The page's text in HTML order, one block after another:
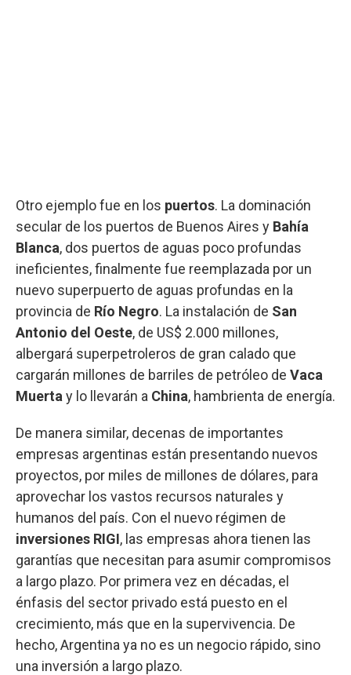
Otro ejemplo fue en los puertos. La dominación
secular de los puertos de Buenos Aires y Bahía
Blanca, dos puertos de aguas poco profundas
ineficientes, finalmente fue reemplazada por un
nuevo superpuerto de aguas profundas en la
provincia de Río Negro. La instalación de San
Antonio del Oeste, de US$ 2.000 millones,
albergará superpetroleros de gran calado que
cargarán millones de barriles de petróleo de Vaca
Muerta y lo llevarán a China, hambrienta de energía.
De manera similar, decenas de importantes
empresas argentinas están presentando nuevos
proyectos, por miles de millones de dólares, para
aprovechar los vastos recursos naturales y
humanos del país. Con el nuevo régimen de
inversiones RIGI, las empresas ahora tienen las
garantías que necesitan para asumir compromisos
a largo plazo. Por primera vez en décadas, el
énfasis del sector privado está puesto en el
crecimiento, más que en la supervivencia. De
hecho, Argentina ya no es un negocio rápido, sino
una inversión a largo plazo.